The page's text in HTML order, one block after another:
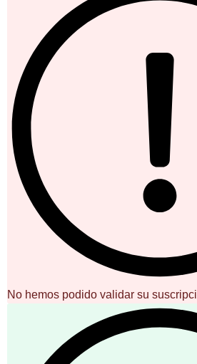
No hemos podido validar su